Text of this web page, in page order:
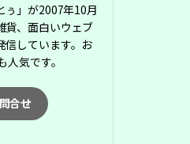
ぅ」が2007年10月
貨、面白いウェブ
信しています。お
気です。
合せ